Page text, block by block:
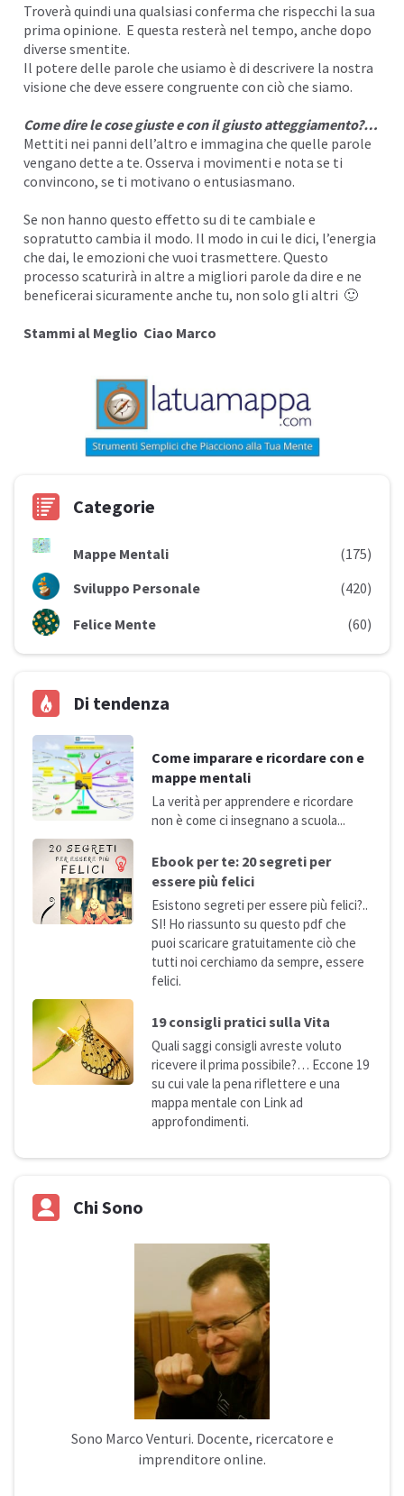
Troverà quindi una qualsiasi conferma che rispecchi la sua
prima opinione. E questa resterà nel tempo, anche dopo
diverse smentite.
Il potere delle parole che usiamo è di descrivere la nostra
visione che deve essere congruente con ciò che siamo.
Come dire le cose giuste e con il giusto atteggiamento?…
Mettiti nei panni dell’altro e immagina che quelle parole
vengano dette a te. Osserva i movimenti e nota se ti
convincono, se ti motivano o entusiasmano.
Se non hanno questo effetto su di te cambiale e
sopratutto cambia il modo. Il modo in cui le dici, l’energia
che dai, le emozioni che vuoi trasmettere. Questo
processo scaturirà in altre a migliori parole da dire e ne
beneficerai sicuramente anche tu, non solo gli altri 🙂
Stammi al Meglio Ciao Marco
Categorie
Mappe Mentali
(175)
Sviluppo Personale
(420)
Felice Mente
(60)
Di tendenza
Come imparare e ricordare con e
mappe mentali
La verità per apprendere e ricordare
non è come ci insegnano a scuola...
Ebook per te: 20 segreti per
essere più felici
Esistono segreti per essere più felici?..
SI! Ho riassunto su questo pdf che
puoi scaricare gratuitamente ciò che
tutti noi cerchiamo da sempre, essere
felici.
19 consigli pratici sulla Vita
Quali saggi consigli avreste voluto
ricevere il prima possibile?… Eccone 19
su cui vale la pena riflettere e una
mappa mentale con Link ad
approfondimenti.
Chi Sono
Sono Marco Venturi. Docente, ricercatore e
imprenditore online.